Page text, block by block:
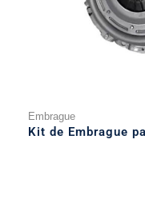
Embrague
Kit de Embrague